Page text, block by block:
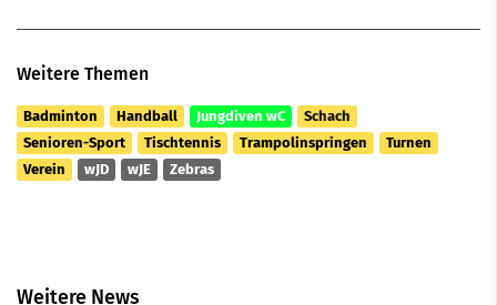
Weitere Themen
Badminton Handball Jungdiven wC
Schach
Senioren-Sport
Tischtennis Trampolinspringen
Turnen
Verein
wJD wJE Zebras
Weitere News